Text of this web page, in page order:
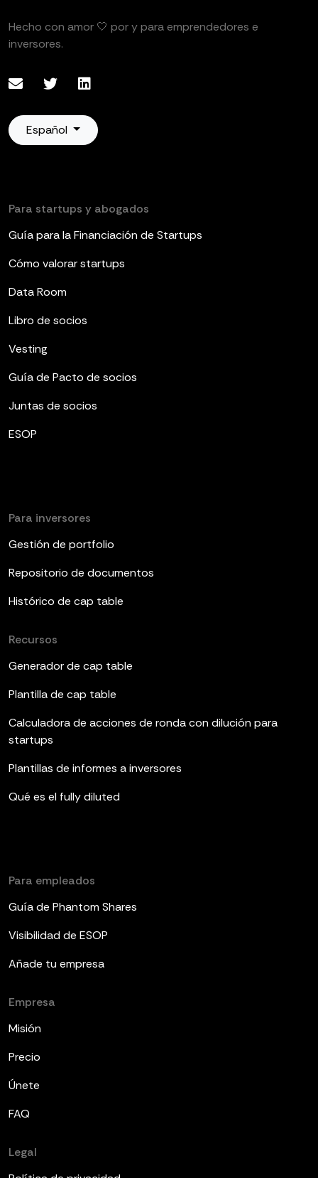
Hecho con amor 🤍 por y para emprendedores e
inversores.
Español
Para startups y abogados
Guía para la Financiación de Startups
Cómo valorar startups
Data Room
Libro de socios
Vesting
Guía de Pacto de socios
Juntas de socios
ESOP
Para inversores
Gestión de portfolio
Repositorio de documentos
Histórico de cap table
Recursos
Generador de cap table
Plantilla de cap table
Calculadora de acciones de ronda con dilución para
startups
Plantillas de informes a inversores
Qué es el fully diluted
Para empleados
Guía de Phantom Shares
Visibilidad de ESOP
Añade tu empresa
Empresa
Misión
Precio
Únete
FAQ
Legal